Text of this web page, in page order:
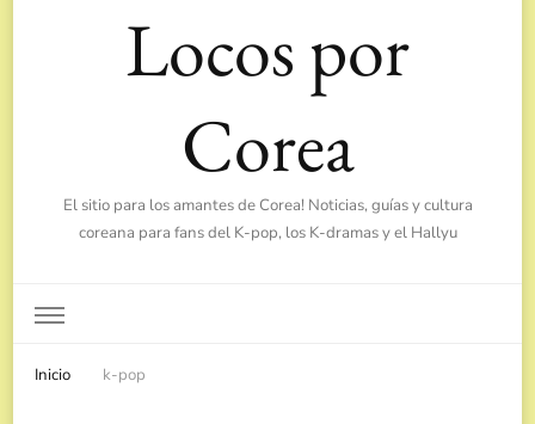
Locos por
Corea
El sitio para los amantes de Corea! Noticias, guías y cultura
coreana para fans del K-pop, los K-dramas y el Hallyu
Inicio k-pop